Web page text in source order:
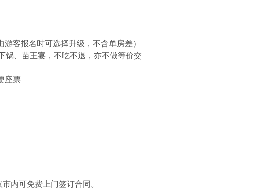
客报名时可选择升级，不含单房差）
锅、苗王宴，不吃不退，亦不做等价交
座票
内可免费上门签订合同。